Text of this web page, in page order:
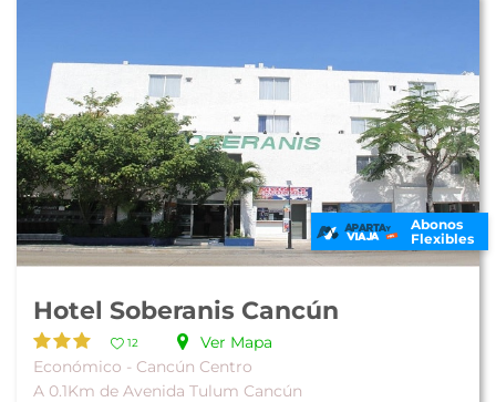
Abonos
Flexibles
Hotel Soberanis Cancún
12
Ver Mapa
Económico - Cancún Centro
A 0.1Km de Avenida Tulum Cancún